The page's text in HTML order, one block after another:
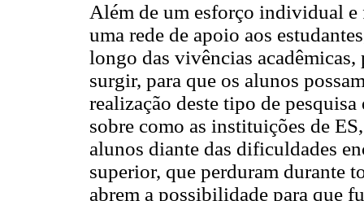
Além de um esforço individual e
uma rede de apoio aos
longo das vivências
surgir, para que os alunos
realização deste tipo de
sobre como as instituições de
alunos diante das dificuldades
superior, que perduram durante
abrem a possibilidade para que